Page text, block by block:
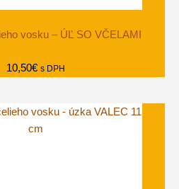
vosku – ÚĽ SO VČELAMI
10,50€ s DPH